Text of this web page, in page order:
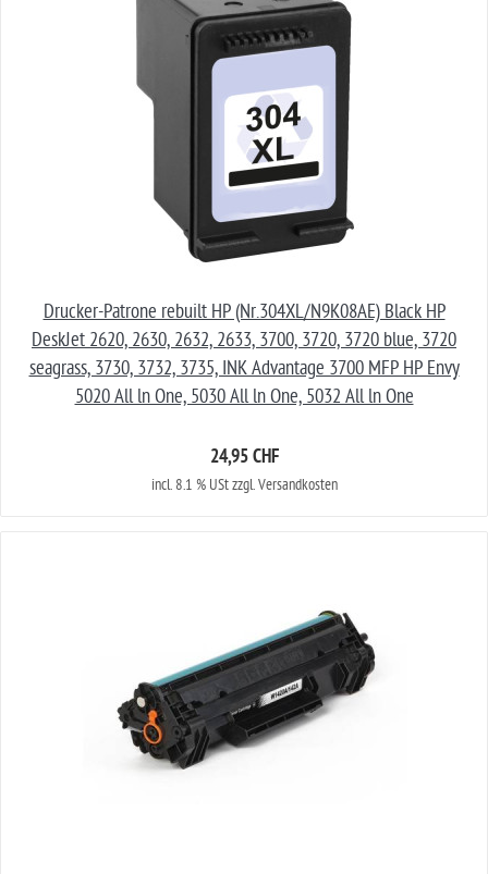
Drucker-Patrone rebuilt HP (Nr.304XL/N9K08AE) Black HP
DeskJet 2620, 2630, 2632, 2633, 3700, 3720, 3720 blue, 3720
seagrass, 3730, 3732, 3735, INK Advantage 3700 MFP HP Envy
5020 All ln One, 5030 All ln One, 5032 All ln One
24,95 CHF
incl. 8.1 % USt zzgl. Versandkosten